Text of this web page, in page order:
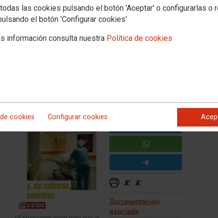
las cookies pulsando el botón 'Aceptar' o configurarlas o
el botón 'Configurar cookies'
información consulta nuestra Política de cookies
cookies Configurar cookies
que el colectivo
Documentación
asociada